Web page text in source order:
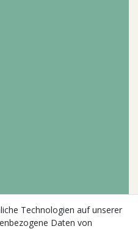
Technologien auf unserer
Daten von